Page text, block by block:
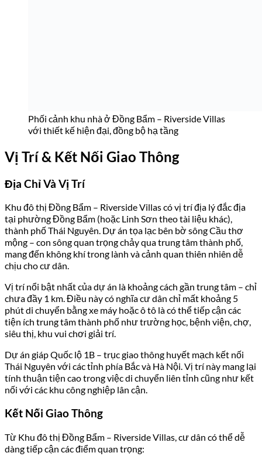
Phối cảnh khu nhà ở Đồng Bẩm – Riverside Villas
với thiết kế hiện đại, đồng bộ hạ tầng
Vị Trí & Kết Nối Giao Thông
Địa Chỉ Và Vị Trí
Khu đô thị Đồng Bẩm – Riverside Villas có vị trí địa lý đắc địa
tại phường Đồng Bẩm (hoặc Linh Sơn theo tài liệu khác),
thành phố Thái Nguyên. Dự án tọa lạc bên bờ sông Cầu thơ
mộng – con sông quan trọng chảy qua trung tâm thành phố,
mang đến không khí trong lành và cảnh quan thiên nhiên dễ
chịu cho cư dân.
Vị trí nổi bật nhất của dự án là khoảng cách gần trung tâm – chỉ
chưa đầy 1 km. Điều này có nghĩa cư dân chỉ mất khoảng 5
phút di chuyển bằng xe máy hoặc ô tô là có thể tiếp cận các
tiện ích trung tâm thành phố như trường học, bệnh viện, chợ,
siêu thị, khu vui chơi giải trí.
Dự án giáp Quốc lộ 1B – trục giao thông huyết mạch kết nối
Thái Nguyên với các tỉnh phía Bắc và Hà Nội. Vị trí này mang lại
tính thuận tiện cao trong việc di chuyển liên tỉnh cũng như kết
nối với các khu công nghiệp lân cận.
Kết Nối Giao Thông
Từ Khu đô thị Đồng Bẩm – Riverside Villas, cư dân có thể dễ
dàng tiếp cận các điểm quan trọng: